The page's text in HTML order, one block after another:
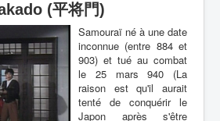
(平将門)
Samouraï né à une date
inconnue (entre 884 et
903) et tué au combat
le 25 mars 940 (La
raison est qu'il aurait
tenté de conquérir le
Japon après s'être